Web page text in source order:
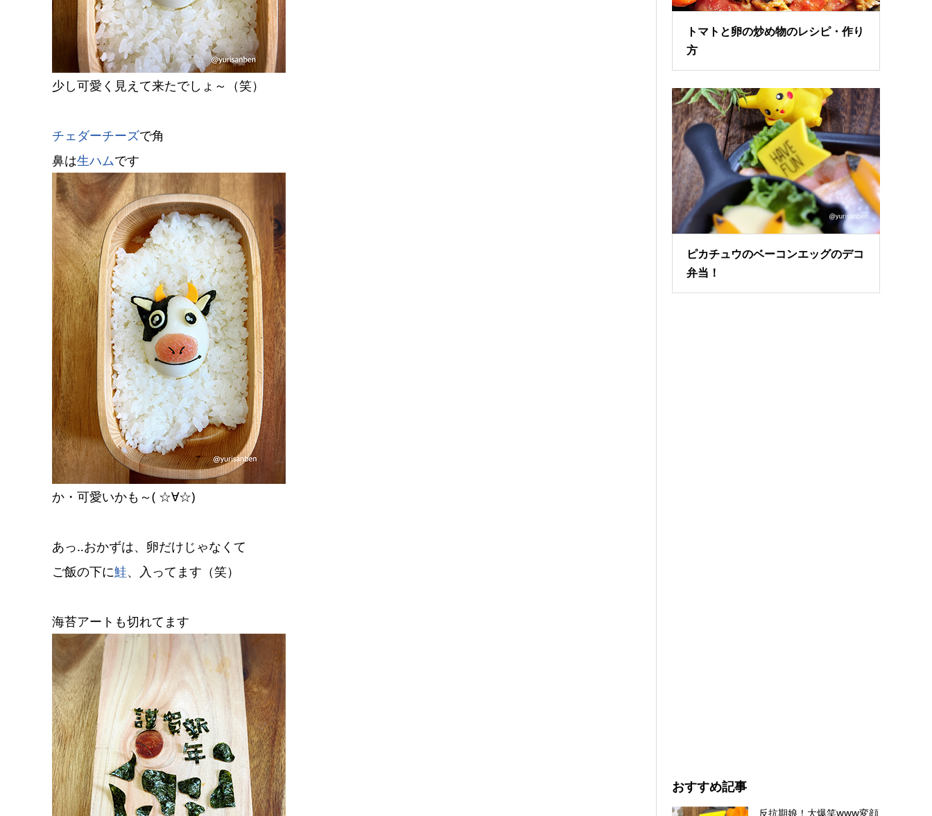
少し可愛く見えて来たでしょ～（笑）
チェダーチーズで角
鼻は生ハムです
か・可愛いかも～( ☆∀☆)
あっ‥おかずは、卵だけじゃなくて
ご飯の下に鮭、入ってます（笑）
海苔アートも切れてます
トマトと卵の炒め物のレシピ・作り
方
ピカチュウのベーコンエッグのデコ
弁当！
おすすめ記事
反抗期娘！大爆笑www変顔